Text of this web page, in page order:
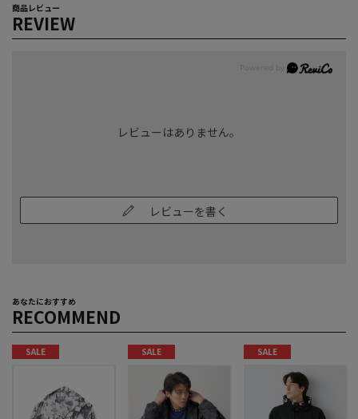
商品レビュー
REVIEW
レビューはありません。
レビューを書く
あなたにおすすめ
RECOMMEND
SALE SALE SALE